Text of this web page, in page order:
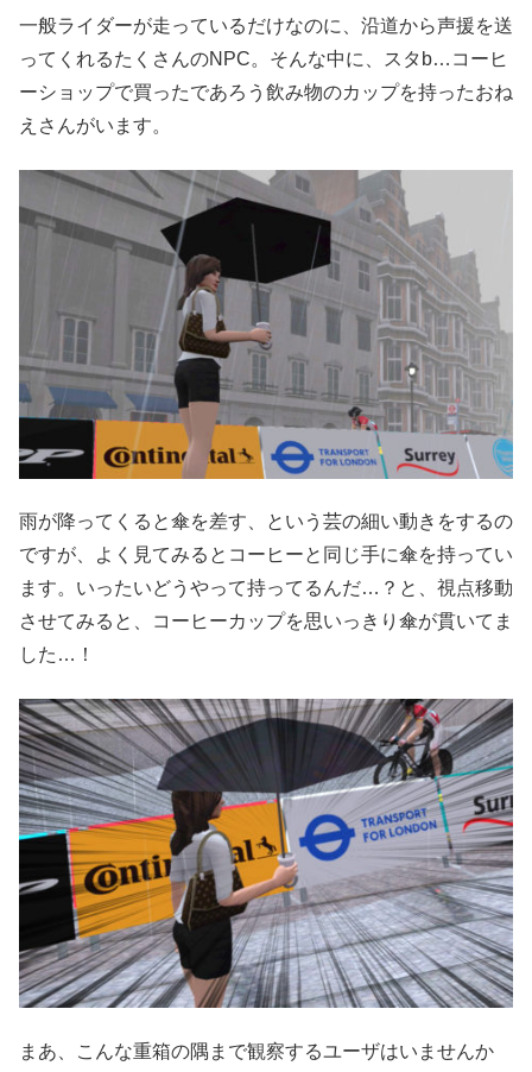
一般ライダーが走っているだけなのに、沿道から声援を送
ってくれるたくさんのNPC。そんな中に、スタb…コーヒ
ーショップで買ったであろう飲み物のカップを持ったおね
えさんがいます。
雨が降ってくると傘を差す、という芸の細い動きをするの
ですが、よく見てみるとコーヒーと同じ手に傘を持ってい
ます。いったいどうやって持ってるんだ…？と、視点移動
させてみると、コーヒーカップを思いっきり傘が貫いてま
した…！
まあ、こんな重箱の隅まで観察するユーザはいませんか